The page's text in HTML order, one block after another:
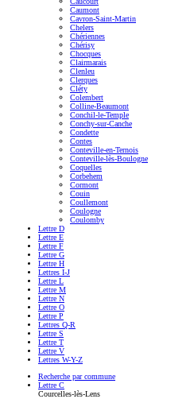
Caumont
Cavron-Saint-Martin
Chelers
Chériennes
Chérisy
Chocques
Clairmarais
Clenleu
Clerques
Cléty
Colembert
Colline-Beaumont
Conchil-le-Temple
Conchy-sur-Canche
Condette
Contes
Conteville-en-Ternois
Conteville-lès-Boulogne
Coquelles
Corbehem
Cormont
Couin
Coullemont
Coulogne
Coulomby
Lettre D
Lettre E
Lettre F
Lettre G
Lettre H
Lettres I-J
Lettre L
Lettre M
Lettre N
Lettre O
Lettre P
Lettres Q-R
Lettre S
Lettre T
Lettre V
Lettres W-Y-Z
Recherche par commune
Lettre C
Courcelles-lès-Lens